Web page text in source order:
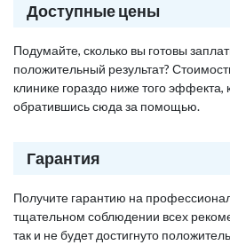
Доступные цены
Подумайте, сколько вы готовы
положительный результат?
клинике гораздо ниже того эффекта,
обратившись сюда за помощью.
Гарантия
Получите гарантию на
тщательном соблюдении всех
так и не будет достигнуто